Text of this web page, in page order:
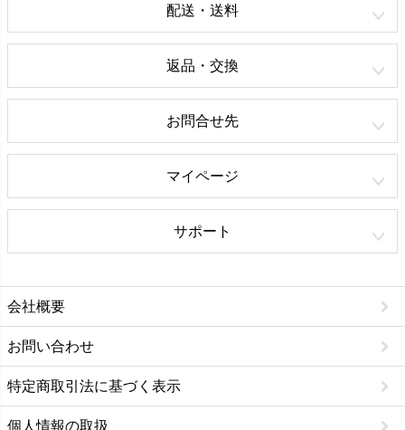
配送・送料
返品・交換
お問合せ先
マイページ
サポート
会社概要
お問い合わせ
特定商取引法に基づく表示
個人情報の取扱